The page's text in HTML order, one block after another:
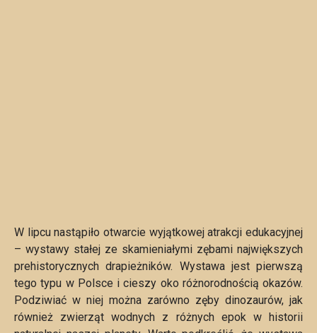
W lipcu nastąpiło otwarcie wyjątkowej atrakcji edukacyjnej
– wystawy stałej ze skamieniałymi zębami największych
prehistorycznych drapieżników. Wystawa jest pierwszą
tego typu w Polsce i cieszy oko różnorodnością okazów.
Podziwiać w niej można zarówno zęby dinozaurów, jak
również zwierząt wodnych z różnych epok w historii